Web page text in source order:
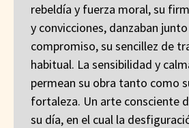
rebeldía y fuerza moral, su
y convicciones, danzaban
compromiso, su sencillez de
habitual. La sensibilidad y
permean su obra tanto como
fortaleza. Un arte consciente
su día, en el cual la